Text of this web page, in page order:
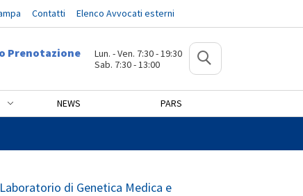
Contatti Elenco Avvocati esterni
Prenotazione
Lun. - Ven. 7:30 - 19:30
Sab. 7:30 - 13:00
NEWS PARS
Laboratorio di Genetica Medica e